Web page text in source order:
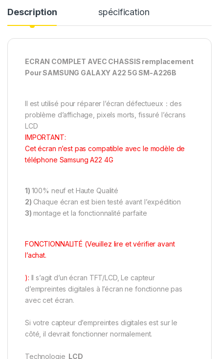
Description spécification
ECRAN COMPLET AVEC CHASSIS remplacement
Pour SAMSUNG GALAXY A22 5G SM-A226B
Il est utilisé pour réparer l’écran défectueux：des
problème d’affichage, pixels morts, fissuré l’écrans
LCD
IMPORTANT:
Cet écran n’est pas compatible avec le modèle de
téléphone Samsung A22 4G
1) 100% neuf et Haute Qualité
2) Chaque écran est bien testé avant l’expédition
3) montage et la fonctionnalité parfaite
FONCTIONNALITÉ (Veuillez lire et vérifier avant
l’achat.
): Il s’agit d’un écran TFT/LCD, Le capteur
d’empreintes digitales à l’écran ne fonctionne pas
avec cet écran.
Si votre capteur d’empreintes digitales est sur le
côté, il devrait fonctionner normalement.
Technologie LCD